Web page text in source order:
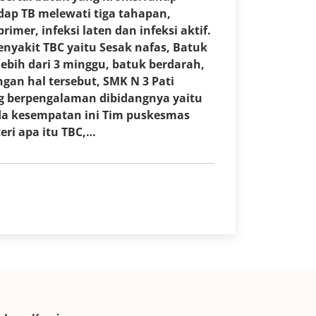
TB melewati tiga tahapan,
infeksi laten dan infeksi aktif.
TBC yaitu Sesak nafas, Batuk
dari 3 minggu, batuk berdarah,
hal tersebut, SMK N 3 Pati
berpengalaman dibidangnya yaitu
kesempatan ini Tim puskesmas
apa itu TBC,…